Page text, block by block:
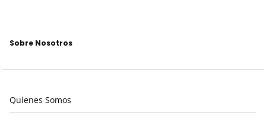
Sobre Nosotros
Quienes Somos